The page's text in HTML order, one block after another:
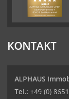
KONTAKT
ALPHAUS
Tel.: +49 (0)